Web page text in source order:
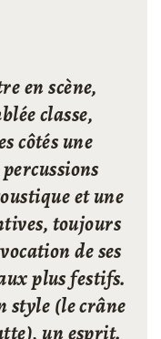
en scène,
classe,
côtés une
et une
toujours
de ses
plus festifs.
style (le crâne
un esprit.